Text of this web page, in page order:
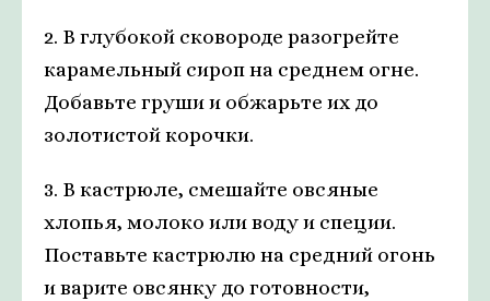
2. В глубокой сковороде разогрейте
карамельный сироп на среднем огне.
Добавьте груши и обжарьте их до
золотистой корочки.
3. В кастрюле, смешайте овсяные
хлопья, молоко или воду и специи.
Поставьте кастрюлю на средний огонь
и варите овсянку до готовности,